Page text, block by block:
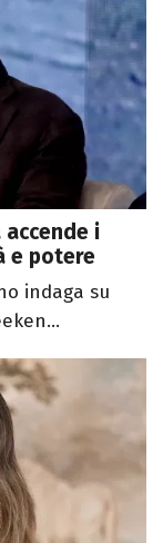
i
e potere
indaga su